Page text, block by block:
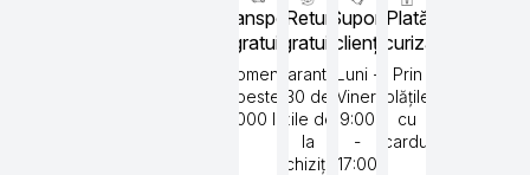
Transport
gratuit
Comenzi
peste
5000 lei
Retur
gratuit
Garantat
30 de
zile de
la
achiziție
Suport
clienți
Luni -
Vineri
9:00
-
17:00
Plată
securizată
Prin
plățile
cu
cardul